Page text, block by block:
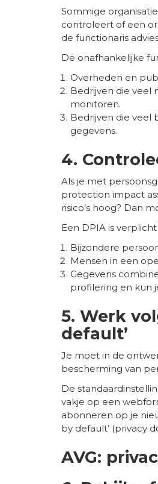
Sommige
controleert of een
de functionaris
De onafhankelijke
Overheden en
Bedrijven die veel
monitoren.
Bedrijven die veel
gegevens.
4.
Als je met
protection impact
risico’s hoog? Dan
Een DPIA is verplicht
Bijzondere
Mensen in een
Gegevens
profilering en kun
5. Werk
default’
Je moet in de
bescherming van
De
vakje op een
abonneren op je
by default’ (privacy
AVG: